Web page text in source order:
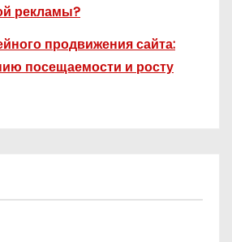
рекламы?
продвижения сайта:
посещаемости и росту